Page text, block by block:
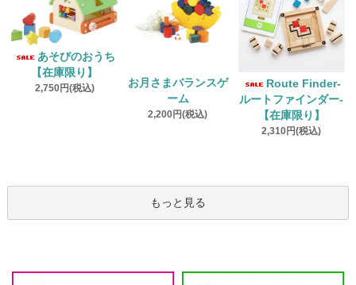
あそびのおうち
【在庫限り】
2,750円(税込)
お月さまバランスゲ
ーム
2,200円(税込)
Route Finder‐
ルートファインダー‐
【在庫限り】
2,310円(税込)
もっと見る